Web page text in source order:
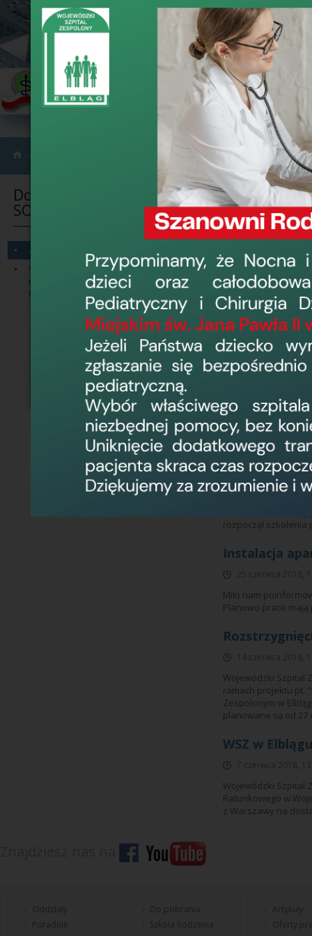
Projekty Unii Europejskiej i Budżetu Państwa
Doposażenie sprzętowe
SOR 2014-2020
Aktualności (Doposażenie SOR)
Sygnalizowanie potencjalnych
nieprawidłowości lub nadużyć
finansowych
Aktualności
Aktualności w
Ratunkowego
WSZ w
25 lipca 2018,
projektu nr
Wojewódzkim
ramach w/w umowy
Zakończono
27 czerwca 2018,
rozpoczął
Instalacja
Miło nam
Planowo prace
Wojewódzki Szpital
ramach projektu pt.
Zespolonym w
planowane są od
WSZ w
Wojewódzki Szpital
Ratunkowego w
z Warszawy na
Poradnie
Do pobrania
Artykuły
Oferty